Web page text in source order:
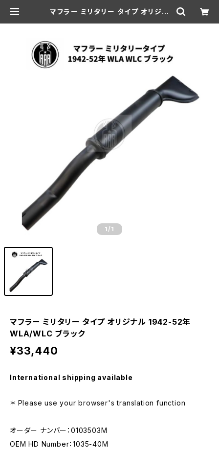
マフラー ミリタリー タイプ オリジナ
1 /1
マフラー ミリタリー タイプ オリジナル 1942-52年
WLA/WLC ブラック
¥33,440
International shipping available
＊ Please use your browser's translation function
オーダー ナンバー：0103503M
OEM HD Number：1035-40M